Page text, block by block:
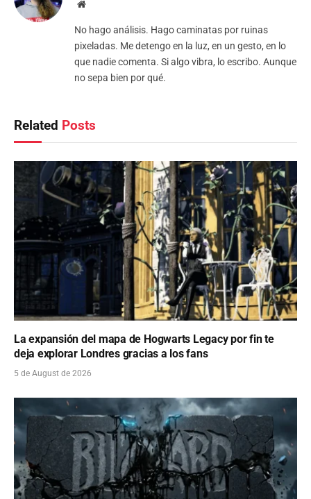
Website
No hago análisis. Hago caminatas por ruinas
pixeladas. Me detengo en la luz, en un gesto, en lo
que nadie comenta. Si algo vibra, lo escribo. Aunque
no sepa bien por qué.
Related Posts
La expansión del mapa de Hogwarts Legacy por fin te
deja explorar Londres gracias a los fans
5 de August de 2026